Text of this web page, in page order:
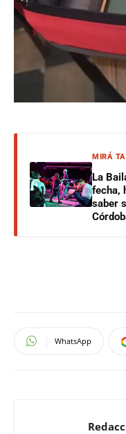
MIRÁ
La
fecha,
saber
WhatsApp